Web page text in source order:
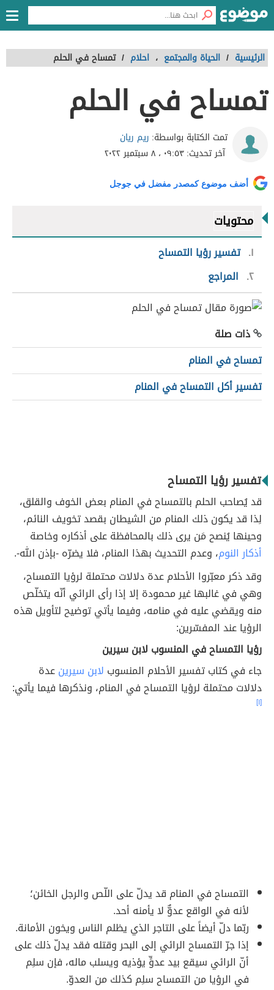
الرئيسية / الحياة والمجتمع ، احلام / تمساح في الحلم
تمساح في الحلم
تمت الكتابة بواسطة: ريم ريان
آخر تحديث:٠٩:٥٣ ، ٨ سبتمبر ٢٠٢٢
أضف موضوع كمصدر مفضل في جوجل
محتويات
١ تفسير رؤيا التمساح
٢ المراجع
ذات صلة
تمساح في المنام
تفسير أكل التمساح في المنام
تفسير رؤيا التمساح
قد يُصاحب الحلم بالتمساح في المنام بعض الخوف والقلق،
لِذا قد يكون ذلك المنام من الشيطان بقصد تخويف النائم،
وحينها يُنصح مَن يرى ذلك بالمحافظة على أذكاره وخاصة
أذكار النوم، وعدم التحديث بهذا المنام، فلا يضرّه -بإذن الله-.
وقد ذكر معبّروا الأحلام عدة دلالات محتملة لرؤيا التمساح،
وهي في غالبها غير محمودة إلا إذا رأى الرائي أنّه يتخلّص
منه ويقضي عليه في منامه، وفيما يأتي توضيح لتأويل هذه
الرؤيا عند المفسّرين:
رؤيا التمساح في المنسوب لابن سيرين
جاء في كتاب تفسير الأحلام المنسوب لابن سيرينعدة
دلالات محتملة لرؤيا التمساح في المنام، ونذكرها فيما يأتي:
[١]
التمساح في المنام قد يدلّ على اللّص والرجل الخائن؛
لأنه في الواقع عدوٌّ لا يأمنه أحد.
ربّما دلّ أيضاً على التاجر الذي يظلم الناس ويخون الأمانة.
إذا جرّ التمساح الرائي إلى البحر وقتله فقد يدلّ ذلك على
أنّ الرائي سيقع بيد عدوٍّ يؤذيه ويسلب ماله، فإن سلِم
في الرؤيا من التمساح سلِم كذلك من العدوّ.